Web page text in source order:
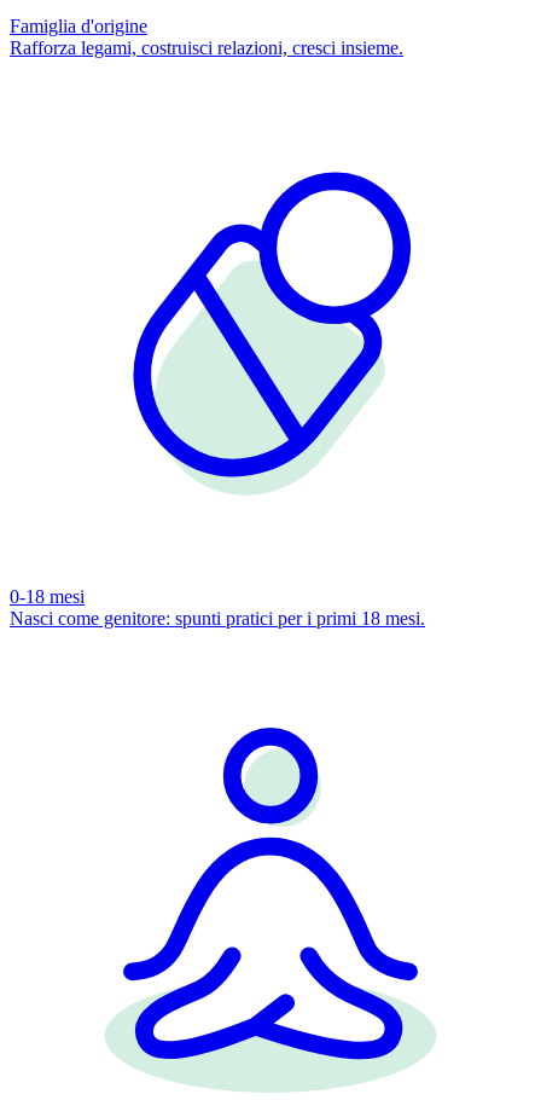
Famiglia d'origine
Rafforza legami, costruisci relazioni, cresci insieme.
0-18 mesi
Nasci come genitore: spunti pratici per i primi 18 mesi.